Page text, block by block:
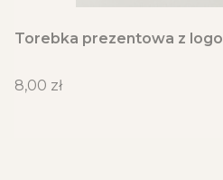
Torebka prezentowa z logo
Cena
8,00 zł